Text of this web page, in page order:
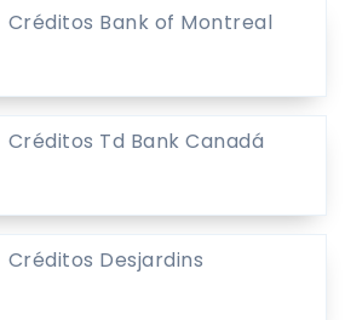
Créditos Bank of Montreal
Créditos Td Bank Canadá
Créditos Desjardins